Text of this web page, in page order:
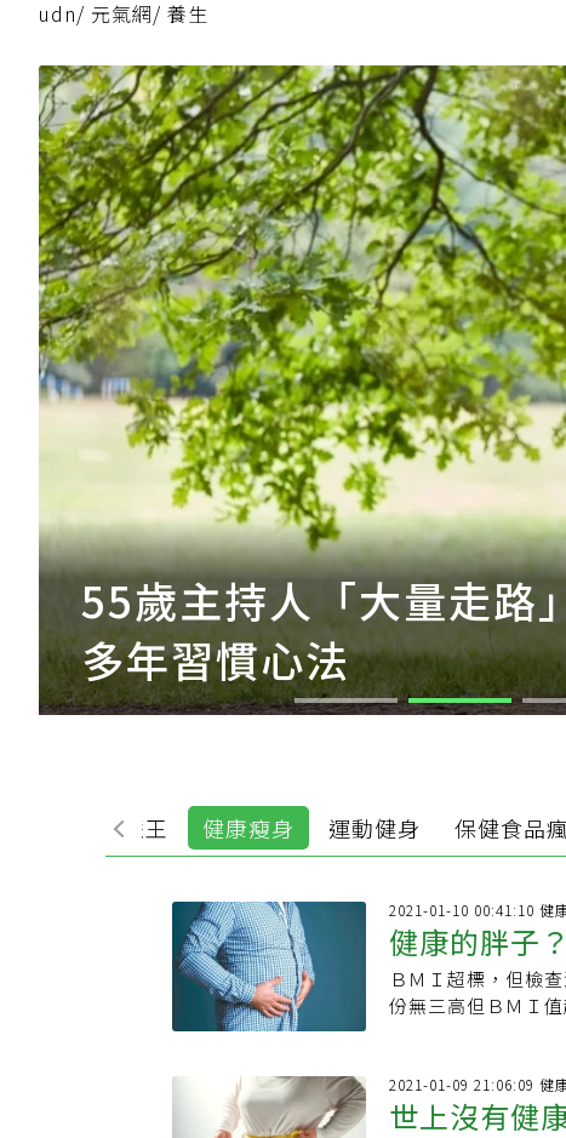
udn/ 元氣網/ 養生
55歲主持人「大量走路
多年習慣心法
生活智慧王 健康瘦身 運動健身 保健食品瘋
2021-01-10 00:41:10 健
健康的胖子
ＢＭＩ超標，但檢
份無三高但ＢＭＩ
2021-01-09 21:06:09 健
世上沒有健康的胖子 醫：過胖